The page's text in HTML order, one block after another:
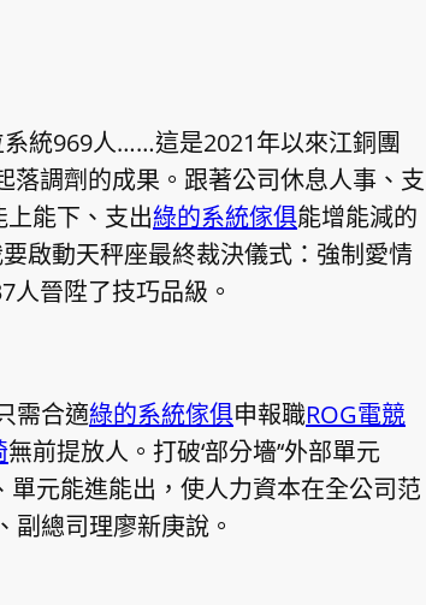
統969人……這是2021年以來江銅團
落調劑的成果。跟著公司休息人事、支
能下、支出綠的系統傢俱能增能減的
啟動天秤座最終裁決儀式：強制愛情
晉陞了技巧品級。
需合適綠的系統傢俱申報職ROG電競
無前提放人。打破‘部分墻’‘外部單元
單元能進能出，使人力資本在全公司范
副總司理廖新庚說。